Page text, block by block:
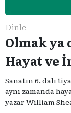
Dinle
Olmak ya
Hayat ve
Sanatın 6. dalı
aynı zamanda
yazar William